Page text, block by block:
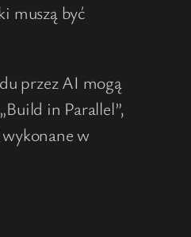
muszą być
przez AI mogą
in Parallel”,
w